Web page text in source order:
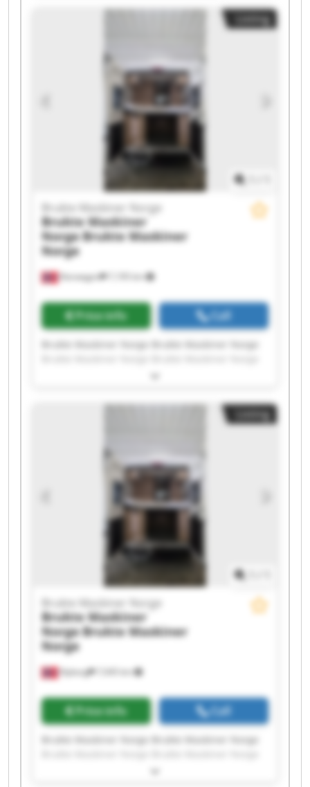
Brukte Maskiner Norge Brukte Maskiner Norge
Brukte Maskiner Norge Brukte Maskiner Norge
Brukte Maskiner Norge Brukte Maskiner Norge
Brukte Maskiner Norge Brukte Maskiner Norge
Brukte Maskiner Norge Brukte Maskiner Norge
Brukte Maskiner Norge Brukte Maskiner Norge
Listing
Norwegen 7,195 km
Brukte Maskiner Norge
Brukte Maskiner
NorgeBrukte Maskiner
Norge
Price info Call
Brukte Maskiner Norge Brukte Maskiner Norge
Brukte Maskiner Norge Brukte Maskiner Norge
Brukte Maskiner Norge Brukte Maskiner Norge
Brukte Maskiner Norge Brukte Maskiner Norge
Brukte Maskiner Norge Brukte Maskiner Norge
Brukte Maskiner Norge Brukte Maskiner Norge
Brukte Maskiner Norge Brukte Maskiner Norge
Brukte Maskiner Norge Brukte Maskiner Norge
Listing
Nyborg 7,045 km
Brukte Maskiner Norge
Brukte Maskiner
NorgeBrukte Maskiner
Norge
Price info Call
Brukte Maskiner Norge Brukte Maskiner Norge
Brukte Maskiner Norge Brukte Maskiner Norge